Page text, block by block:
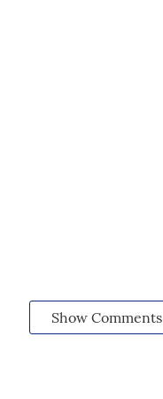
Show Comments